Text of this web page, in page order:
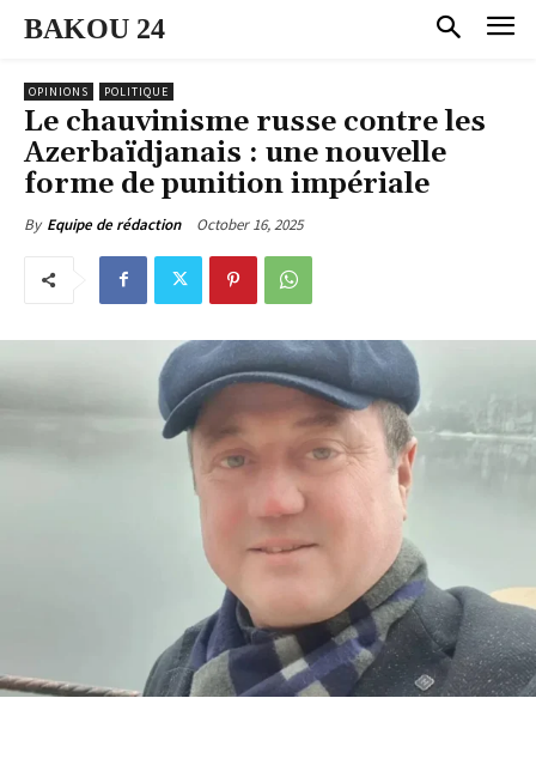
BAKOU 24
OPINIONS POLITIQUE
Le chauvinisme russe contre les
Azerbaïdjanais : une nouvelle
forme de punition impériale
By Equipe de rédaction October 16, 2025